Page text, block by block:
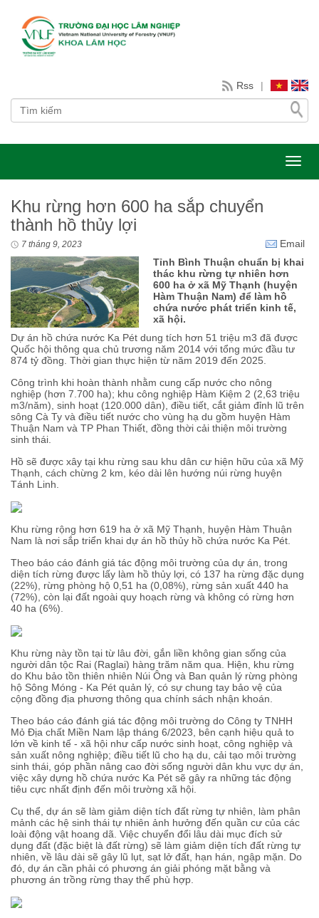
Rss |
Khu rừng hơn 600 ha sắp chuyển
thành hồ thủy lợi
7 tháng 9, 2023
Email
Tỉnh Bình Thuận chuẩn bị khai
thác khu rừng tự nhiên hơn
600 ha ở xã Mỹ Thạnh (huyện
Hàm Thuận Nam) để làm hồ
chứa nước phát triển kinh tế,
xã hội.
Dự án hồ chứa nước Ka Pét dung tích hơn 51 triệu m3 đã được
Quốc hội thông qua chủ trương năm 2014 với tổng mức đầu tư
874 tỷ đồng. Thời gian thực hiện từ năm 2019 đến 2025.
Công trình khi hoàn thành nhằm cung cấp nước cho nông
nghiệp (hơn 7.700 ha); khu công nghiệp Hàm Kiệm 2 (2,63 triệu
m3/năm), sinh hoạt (120.000 dân), điều tiết, cắt giảm đỉnh lũ trên
sông Cà Ty và điều tiết nước cho vùng hạ du gồm huyện Hàm
Thuận Nam và TP Phan Thiết, đồng thời cải thiện môi trường
sinh thái.
Hồ sẽ được xây tại khu rừng sau khu dân cư hiện hữu của xã Mỹ
Thạnh, cách chừng 2 km, kéo dài lên hướng núi rừng huyện
Tánh Linh.
Khu rừng rộng hơn 619 ha ở xã Mỹ Thạnh, huyện Hàm Thuận
Nam là nơi sắp triển khai dự án hồ thủy hồ chứa nước Ka Pét.
Theo báo cáo đánh giá tác động môi trường của dự án, trong
diện tích rừng được lấy làm hồ thủy lợi, có 137 ha rừng đặc dụng
(22%), rừng phòng hộ 0,51 ha (0,08%), rừng sản xuất 440 ha
(72%), còn lại đất ngoài quy hoạch rừng và không có rừng hơn
40 ha (6%).
Khu rừng này tồn tại từ lâu đời, gắn liền không gian sống của
người dân tộc Rai (Raglai) hàng trăm năm qua. Hiện, khu rừng
do Khu bảo tồn thiên nhiên Núi Ông và Ban quản lý rừng phòng
hộ Sông Móng - Ka Pét quản lý, có sự chung tay bảo vệ của
cộng đồng địa phương thông qua chính sách nhận khoán.
Theo báo cáo đánh giá tác động môi trường do Công ty TNHH
Mỏ Địa chất Miền Nam lập tháng 6/2023, bên cạnh hiệu quả to
lớn về kinh tế - xã hội như cấp nước sinh hoạt, công nghiệp và
sản xuất nông nghiệp; điều tiết lũ cho hạ du, cải tạo môi trường
sinh thái, góp phần nâng cao đời sống người dân khu vực dự án,
việc xây dựng hồ chứa nước Ka Pét sẽ gây ra những tác động
tiêu cực nhất định đến môi trường xã hội.
Cụ thể, dự án sẽ làm giảm diện tích đất rừng tự nhiên, làm phân
mảnh các hệ sinh thái tự nhiên ảnh hưởng đến quần cư của các
loài động vật hoang dã. Việc chuyển đổi lâu dài mục đích sử
dụng đất (đặc biệt là đất rừng) sẽ làm giảm diện tích đất rừng tự
nhiên, về lâu dài sẽ gây lũ lụt, sạt lở đất, hạn hán, ngập mặn. Do
đó, dự án cần phải có phương án giải phóng mặt bằng và
phương án trồng rừng thay thế phù hợp.